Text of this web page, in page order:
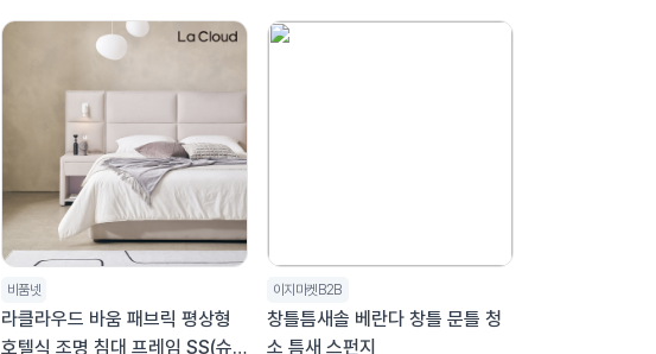
비품넷
라클라우드 바움 패브릭 평상형
호텔식 조명 침대 프레임 SS(슈
이지마켓B2B
창틀틈새솔 베란다 창틀 문틀 청
소 틈새 스펀지